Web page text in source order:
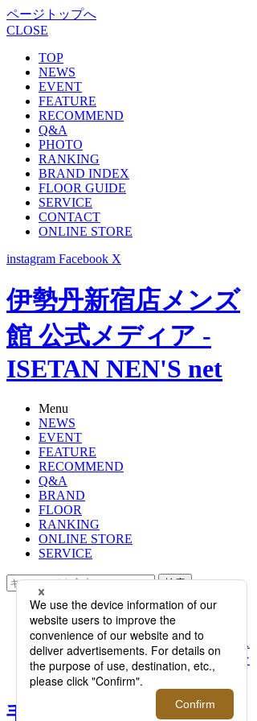
ページトップへ
CLOSE
TOP
NEWS
EVENT
FEATURE
RECOMMEND
Q&A
PHOTO
RANKING
BRAND INDEX
FLOOR GUIDE
SERVICE
CONTACT
ONLINE STORE
instagram Facebook X
伊勢丹新宿店メンズ
館 公式メディア -
ISETAN NEN'S net
Menu
NEWS
EVENT
FEATURE
RECOMMEND
Q&A
BRAND
FLOOR
RANKING
ONLINE STORE
SERVICE
検索
TOP
PHOTO
手のひらサイズの＜フジトヨ＞“ワニ
革ミニグッズ”で、上質でユニークな
レザー体験を。【伊勢丹新宿店】
手のひらサイズの＜フジト